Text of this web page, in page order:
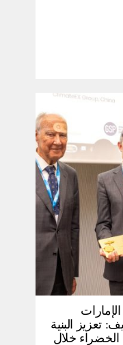
تعزيز البنية
الخضراء خلال